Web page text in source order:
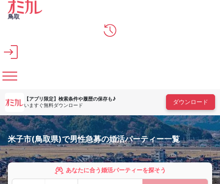
メインコンテンツへスキップ
鳥取
【アプリ限定】 検索条件や履歴の保存も♪
いますぐ無料ダウンロード
ダウンロード
米子市(鳥取県)で男性急募の婚活パーティー一覧
あなたに合う婚活パーティーを探そう